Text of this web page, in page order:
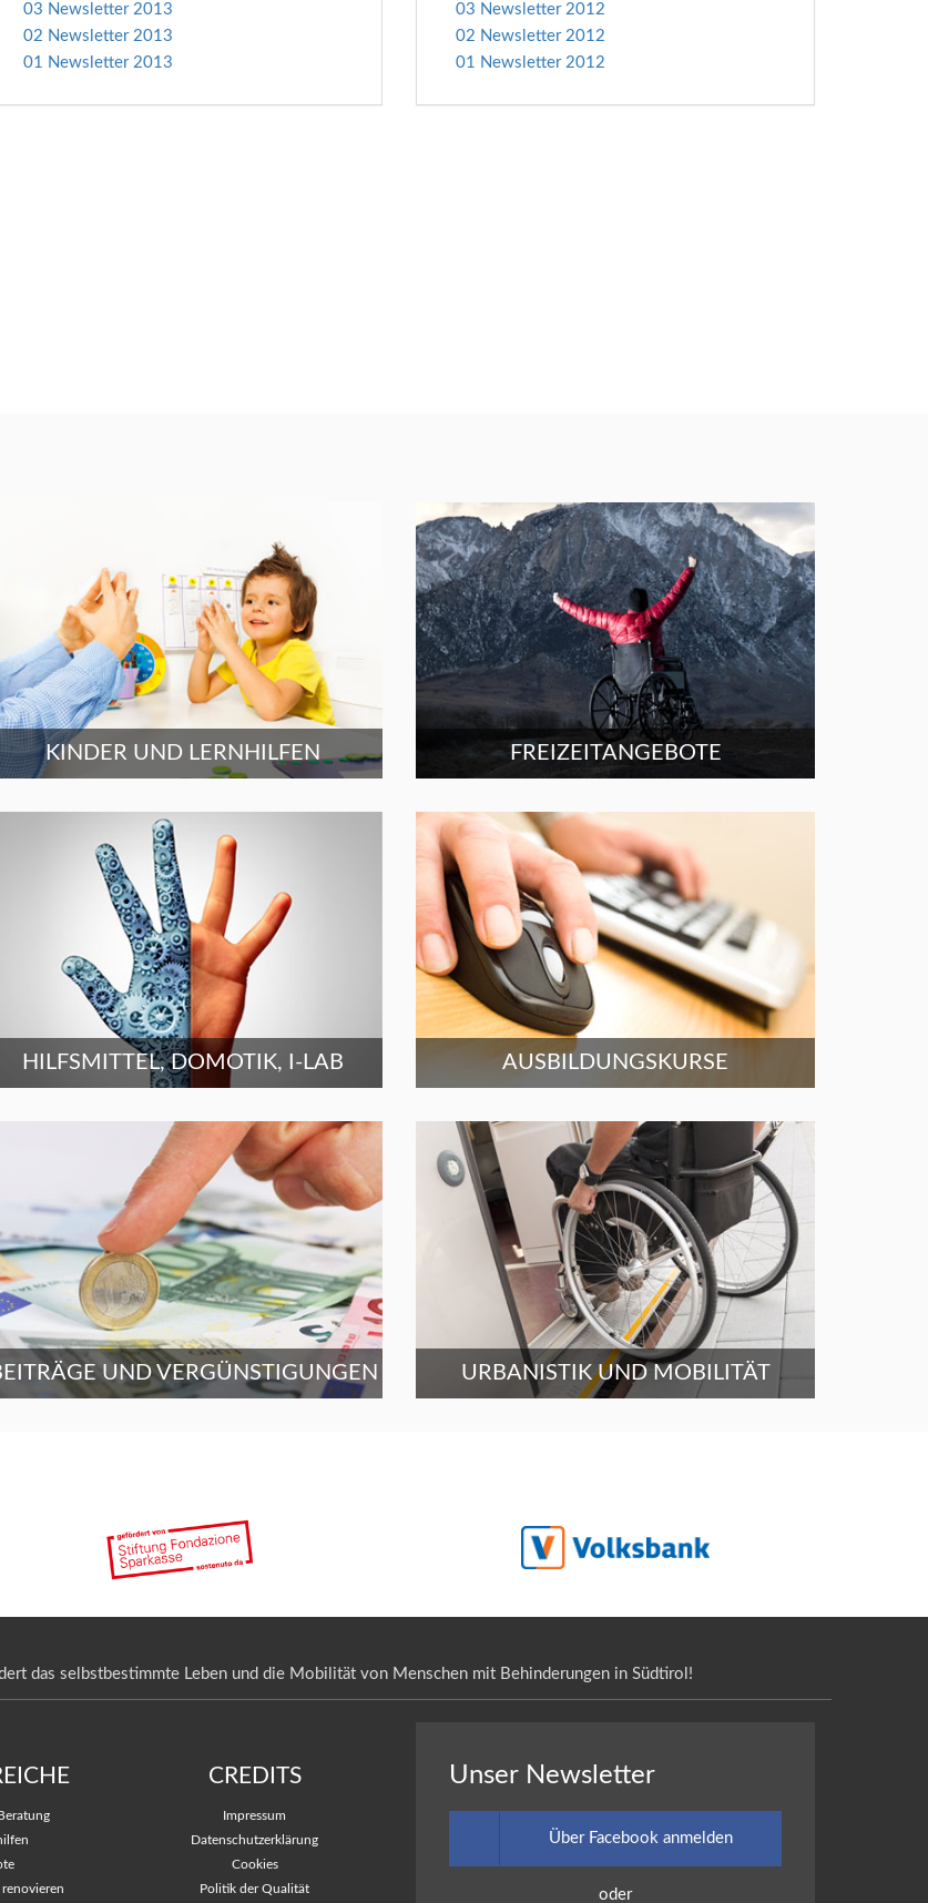
03 Newsletter 2013
02 Newsletter 2013
01 Newsletter 2013
03 Newsletter 2012
02 Newsletter 2012
01 Newsletter 2012
KINDER UND LERNHILFEN FREIZEITANGEBOTE
HILFSMITTEL, DOMOTIK, I-LAB AUSBILDUNGSKURSE
UND VERGÜNSTIGUNGEN URBANISTIK UND MOBILITÄT
das selbstbestimmte Leben und die Mobilität von Menschen mit Behinderungen in Südtirol!
CREDITS
Impressum
Datenschutzerklärung
Cookies
Politik der Qualität
Unser Newsletter
Über Facebook anmelden
oder